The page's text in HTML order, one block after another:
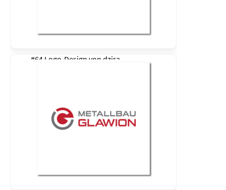
#64 Logo-Design von dzira